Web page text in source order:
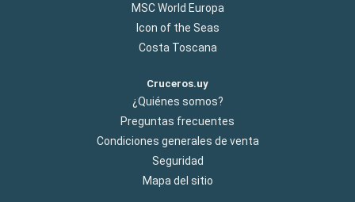
MSC World Europa
Icon of the Seas
Costa Toscana
Cruceros.uy
¿Quiénes somos?
Preguntas frecuentes
Condiciones generales de venta
Seguridad
Mapa del sitio